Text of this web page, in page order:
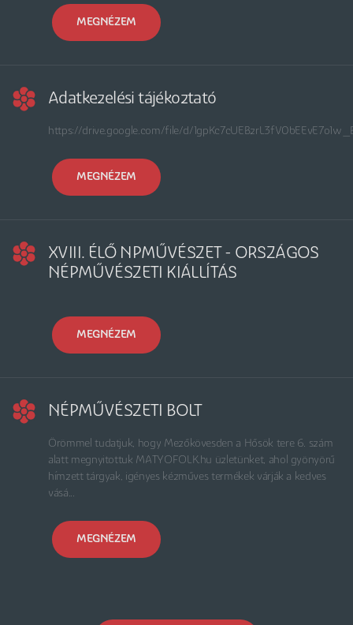
MEGNÉZEM
Adatkezelési tájékoztató
https://drive.google.com/file/d/
MEGNÉZEM
XVIII. ÉLŐ NPMŰVÉSZET - ORSZÁGOS
NÉPMŰVÉSZETI KIÁLLÍTÁS
MEGNÉZEM
NÉPMŰVÉSZETI BOLT
Örömmel tudatjuk, hogy Mezőkövesden a Hősök tere 6. szám
alatt megnyitottuk MATYOFOLK.hu üzletünket, ahol gyönyörű
hímzett tárgyak, igényes kézműves termékek várják a kedves
vásá...
MEGNÉZEM